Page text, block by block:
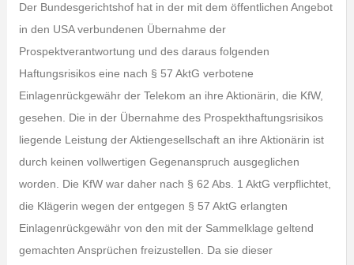
Der Bundesgerichtshof hat in der mit dem öffentlichen Angebot
in den USA verbundenen Übernahme der
Prospektverantwortung und des daraus folgenden
Haftungsrisikos eine nach § 57 AktG verbotene
Einlagenrückgewähr der Telekom an ihre Aktionärin, die KfW,
gesehen. Die in der Übernahme des Prospekthaftungsrisikos
liegende Leistung der Aktiengesellschaft an ihre Aktionärin ist
durch keinen vollwertigen Gegenanspruch ausgeglichen
worden. Die KfW war daher nach § 62 Abs. 1 AktG verpflichtet,
die Klägerin wegen der entgegen § 57 AktG erlangten
Einlagenrückgewähr von den mit der Sammelklage geltend
gemachten Ansprüchen freizustellen. Da sie dieser